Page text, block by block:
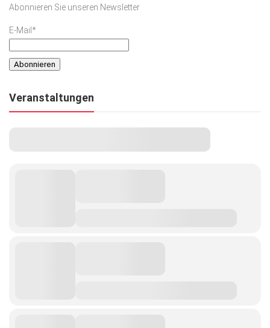
Lifestyle
Ausflug & Reise
Abonnieren Sie unseren Newsletter
E-Mail*
Veranstaltungen